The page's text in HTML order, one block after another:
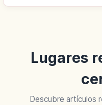
Lugares
Descubre artículos